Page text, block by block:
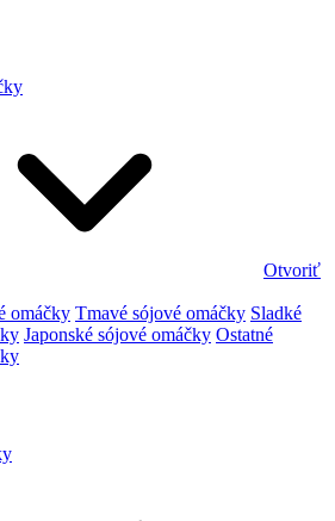
Otvoriť
omáčky Tmavé sójové omáčky Sladké
Japonské sójové omáčky Ostatné